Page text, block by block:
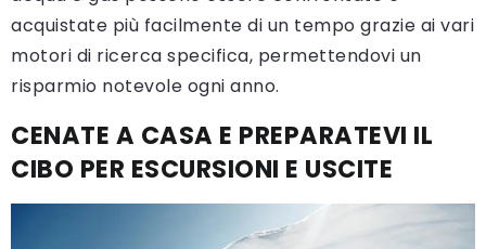
acquistate più facilmente di un tempo grazie ai vari
motori di ricerca specifica, permettendovi un
risparmio notevole ogni anno.
CENATE A CASA E PREPARATEVI IL
CIBO PER ESCURSIONI E USCITE